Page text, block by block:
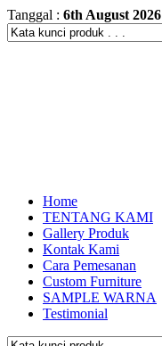
Tanggal : 6th August 2026
Home
TENTANG KAMI
Gallery Produk
Kontak Kami
Cara Pemesanan
Custom Furniture
SAMPLE WARNA
Testimonial